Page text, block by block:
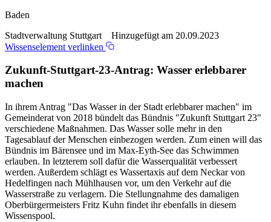
Baden
Stadtverwaltung Stuttgart Hinzugefügt am 20.09.2023
Wissenselement verlinken
Zukunft-Stuttgart-23-Antrag: Wasser erlebbarer
machen
In ihrem Antrag "Das Wasser in der Stadt erlebbarer machen" im
Gemeinderat von 2018 bündelt das Bündnis "Zukunft Stuttgart 23"
verschiedene Maßnahmen. Das Wasser solle mehr in den
Tagesablauf der Menschen einbezogen werden. Zum einen will das
Bündnis im Bärensee und im Max-Eyth-See das Schwimmen
erlauben. In letzterem soll dafür die Wasserqualität verbessert
werden. Außerdem schlägt es Wassertaxis auf dem Neckar von
Hedelfingen nach Mühlhausen vor, um den Verkehr auf die
Wasserstraße zu verlagern. Die Stellungnahme des damaligen
Oberbürgermeisters Fritz Kuhn findet ihr ebenfalls in diesem
Wissenspool.